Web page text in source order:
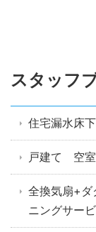
スタッフ
住宅漏水床
戸建て 空室
全換気扇+ダ
ニングサー